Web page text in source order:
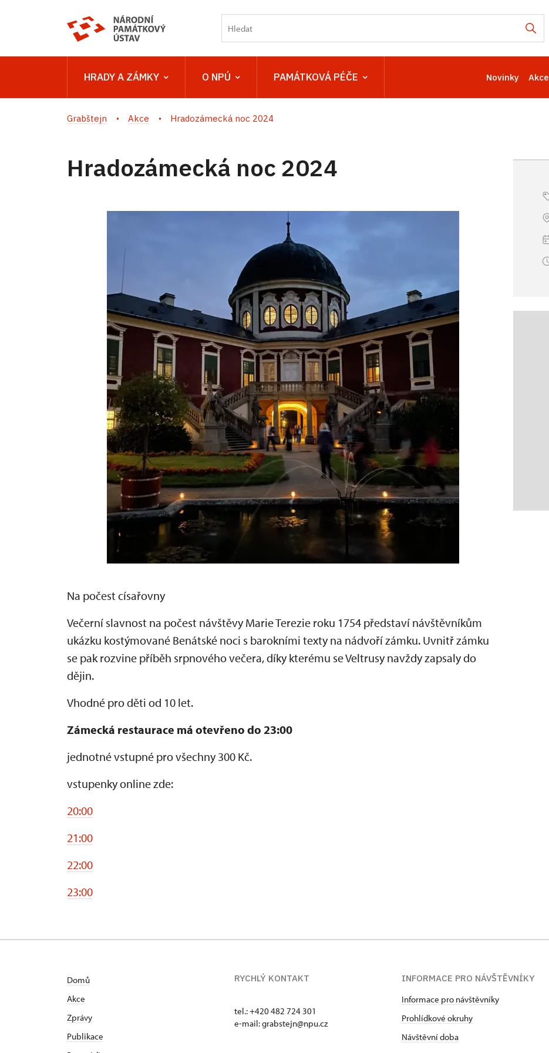
HRADY A ZÁMKY O NPÚ PAMÁTKOVÁ PÉČE Novinky Akce
Grabštejn Akce Hradozámecká noc 2024
Hradozámecká noc 2024
Na počest císařovny
Večerní slavnost na počest návštěvy Marie Terezie roku 1754 představí návštěvníkům
ukázku kostýmované Benátské noci s barokními texty na nádvoří zámku. Uvnitř zámku
se pak rozvine příběh srpnového večera, díky kterému se Veltrusy navždy zapsaly do
dějin.
Vhodné pro děti od 10 let.
Zámecká restaurace má otevřeno do 23:00
jednotné vstupné pro všechny 300 Kč.
vstupenky online zde:
20:00
21:00
22:00
23:00
Domů
Akce
Zprávy
Publikace
RYCHLÝ KONTAKT
tel.: +420 482 724 301
e-mail: grabstejn@npu.cz
INFORMACE PRO NÁVŠTĚVNÍKY
Informace pro návštěvníky
Prohlídkové okruhy
Návštěvní doba